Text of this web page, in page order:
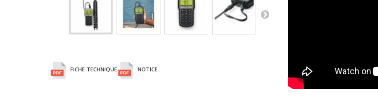
FICHE TECHNIQUE NOTICE